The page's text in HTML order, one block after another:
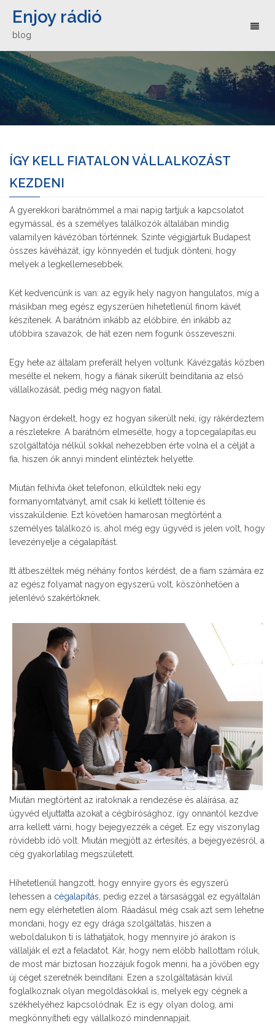
Enjoy rádió
blog
ÍGY KELL FIATALON VÁLLALKOZÁST
KEZDENI
A gyerekkori barátnőmmel a mai napig tartjuk a kapcsolatot
egymással, és a személyes találkozók általában mindig
valamilyen kávézóban történnek. Szinte végigjártuk Budapest
összes kávéházát, így könnyedén el tudjuk dönteni, hogy
melyek a legkellemesebbek.
Két kedvencünk is van: az egyik hely nagyon hangulatos, míg a
másikban meg egész egyszerűen hihetetlenül finom kávét
készítenek. A barátnőm inkább az előbbire, én inkább az
utóbbira szavazok, de hát ezen nem fogunk összeveszni.
Egy hete az általam preferált helyen voltunk. Kávézgatás közben
mesélte el nekem, hogy a fiának sikerült beindítania az első
vállalkozását, pedig még nagyon fiatal.
Nagyon érdekelt, hogy ez hogyan sikerült neki, így rákérdeztem
a részletekre. A barátnőm elmesélte, hogy a topcegalapitas.eu
szolgáltatója nélkül sokkal nehezebben érte volna el a célját a
fia, hiszen ők annyi mindent elintéztek helyette.
Miután felhívta őket telefonon, elküldtek neki egy
formanyomtatványt, amit csak ki kellett töltenie és
visszaküldenie. Ezt követően hamarosan megtörtént a
személyes találkozó is, ahol még egy ügyvéd is jelen volt, hogy
levezényelje a cégalapítást.
Itt átbeszéltek még néhány fontos kérdést, de a fiam számára ez
az egész folyamat nagyon egyszerű volt, köszönhetően a
jelenlévő szakértőknek.
Miután megtörtént az iratoknak a rendezése és aláírása, az
ügyvéd eljuttatta azokat a cégbírósághoz, így onnantól kezdve
arra kellett várni, hogy bejegyezzék a céget. Ez egy viszonylag
rövidebb idő volt. Miután megjött az értesítés, a bejegyezésről, a
cég gyakorlatilag megszületett.
Hihetetlenül hangzott, hogy ennyire gyors és egyszerű
lehessen a cégalapítás , pedig ezzel a társasággal ez egyáltalán
nem egy elérhetetlen álom. Ráadásul még csak azt sem lehetne
mondani, hogy ez egy drága szolgáltatás, hiszen a
weboldalukon ti is láthatjátok, hogy mennyire jó árakon is
vállalják el ezt a feladatot. Kár, hogy nem előbb hallottam róluk,
de most már biztosan hozzájuk fogok menni, ha a jövőben egy
új céget szeretnék beindítani. Ezen a szolgáltatásán kívül
foglalkoznak olyan megoldásokkal is, melyek egy cégnek a
székhelyéhez kapcsolódnak. Ez is egy olyan dolog, ami
megkönnyítheti egy vállalkozó mindennapjait.